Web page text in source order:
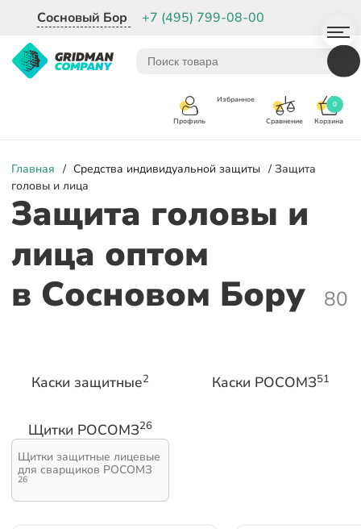
Сосновый Бор +7 (495) 799-08-00
Профиль
Избранное
Сравнение Корзина
0
Главная / Средства индивидуальной защиты / Защита
головы и лица
Защита головы и
лица оптом
в Сосновом Бору
80
Каски защитные2 Каски РОСОМЗ51
Щитки РОСОМЗ26
Щитки защитные лицевые
для сварщиков РОСОМЗ
26